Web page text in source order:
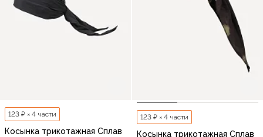
123 ₽ × 4 части
Косынка трикотажная Сплав
123 ₽ × 4 части
Косынка трикотажная Сплав